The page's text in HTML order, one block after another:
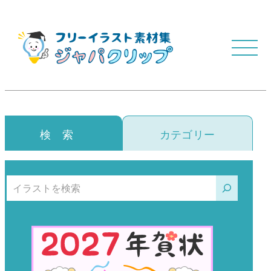
検 索 カテゴリー
検索